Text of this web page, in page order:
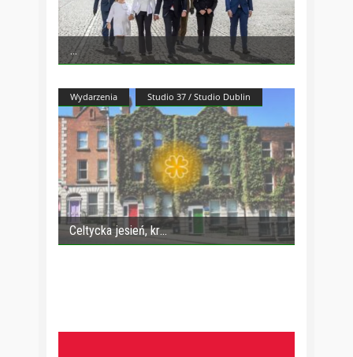
Wydarzenia Studio 37 / Studio Dublin
Celtycka jesień, kr